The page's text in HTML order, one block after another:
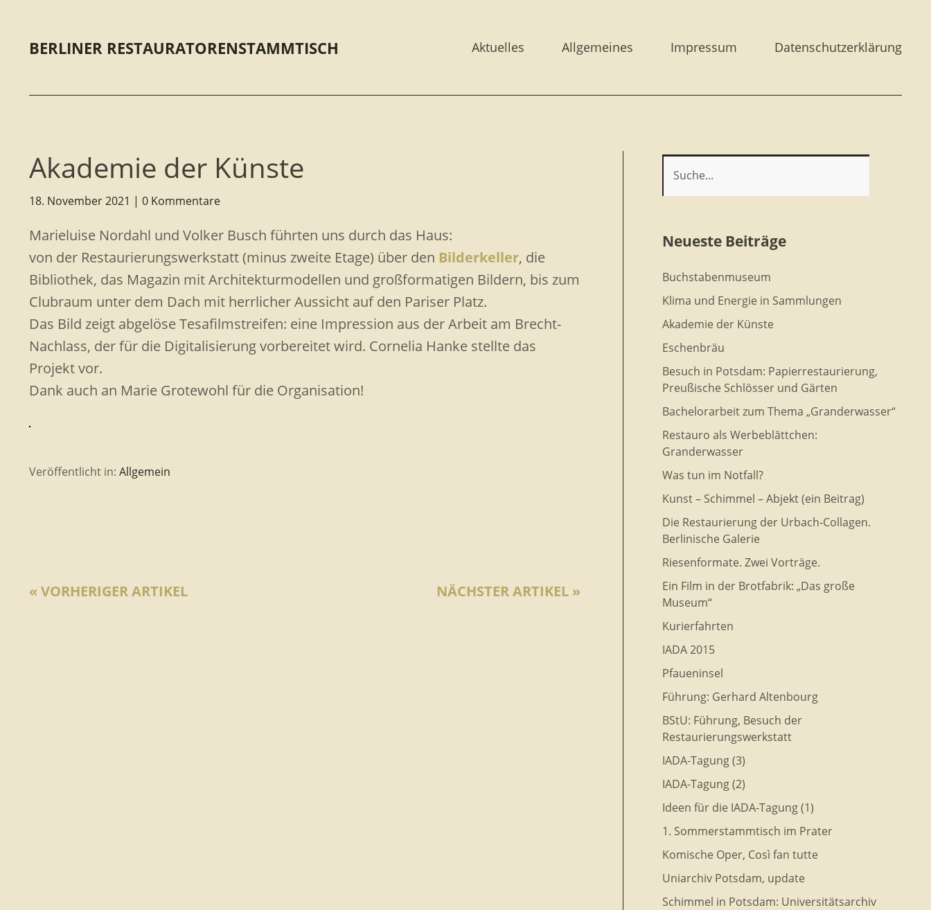
BERLINER RESTAURATORENSTAMMTISCH Aktuelles Allgemeines Impressum Datenschutzerklärung
Akademie der Künste
18. November 2021 0 Kommentare
Marieluise Nordahl und Volker Busch führten uns durch das Haus:
von der Restaurierungswerkstatt (minus zweite Etage) über den Bilderkeller, die
Bibliothek, das Magazin mit Architekturmodellen und großformatigen Bildern, bis zum
Clubraum unter dem Dach mit herrlicher Aussicht auf den Pariser Platz.
Das Bild zeigt abgelöse Tesafilmstreifen: eine Impression aus der Arbeit am Brecht-
Nachlass, der für die Digitalisierung vorbereitet wird. Cornelia Hanke stellte das
Projekt vor.
Dank auch an Marie Grotewohl für die Organisation!
Veröffentlicht in: Allgemein
NÄCHSTER ARTIKEL »
« VORHERIGER ARTIKEL
Neueste Beiträge
Buchstabenmuseum
Klima und Energie in Sammlungen
Akademie der Künste
Eschenbräu
Besuch in Potsdam: Papierrestaurierung,
Preußische Schlösser und Gärten
Bachelorarbeit zum Thema „Granderwasser“
Restauro als Werbeblättchen:
Granderwasser
Was tun im Notfall?
Kunst – Schimmel – Abjekt (ein Beitrag)
Die Restaurierung der Urbach-Collagen.
Berlinische Galerie
Riesenformate. Zwei Vorträge.
Ein Film in der Brotfabrik: „Das große
Museum“
Kurierfahrten
IADA 2015
Pfaueninsel
Führung: Gerhard Altenbourg
BStU: Führung, Besuch der
Restaurierungswerkstatt
IADA-Tagung (3)
IADA-Tagung (2)
Ideen für die IADA-Tagung (1)
1. Sommerstammtisch im Prater
Komische Oper, Così fan tutte
Uniarchiv Potsdam, update
Schimmel in Potsdam: Universitätsarchiv